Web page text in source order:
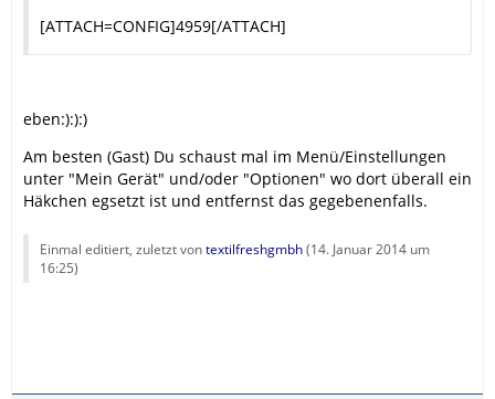
[ATTACH=CONFIG]4959[/ATTACH]
eben:):):)
Am besten (Gast) Du schaust mal im Menü/Einstellungen
unter "Mein Gerät" und/oder "Optionen" wo dort überall ein
Häkchen egsetzt ist und entfernst das gegebenenfalls.
Einmal editiert, zuletzt vontextilfreshgmbh(14. Januar 2014 um
16:25)